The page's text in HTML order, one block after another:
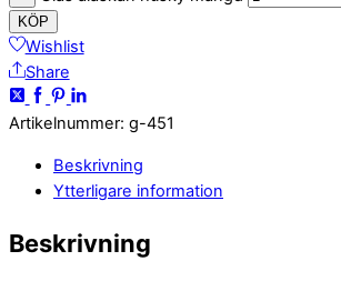
KÖP
Wishlist
Share
Artikelnummer: g-451
Beskrivning
Ytterligare information
Beskrivning